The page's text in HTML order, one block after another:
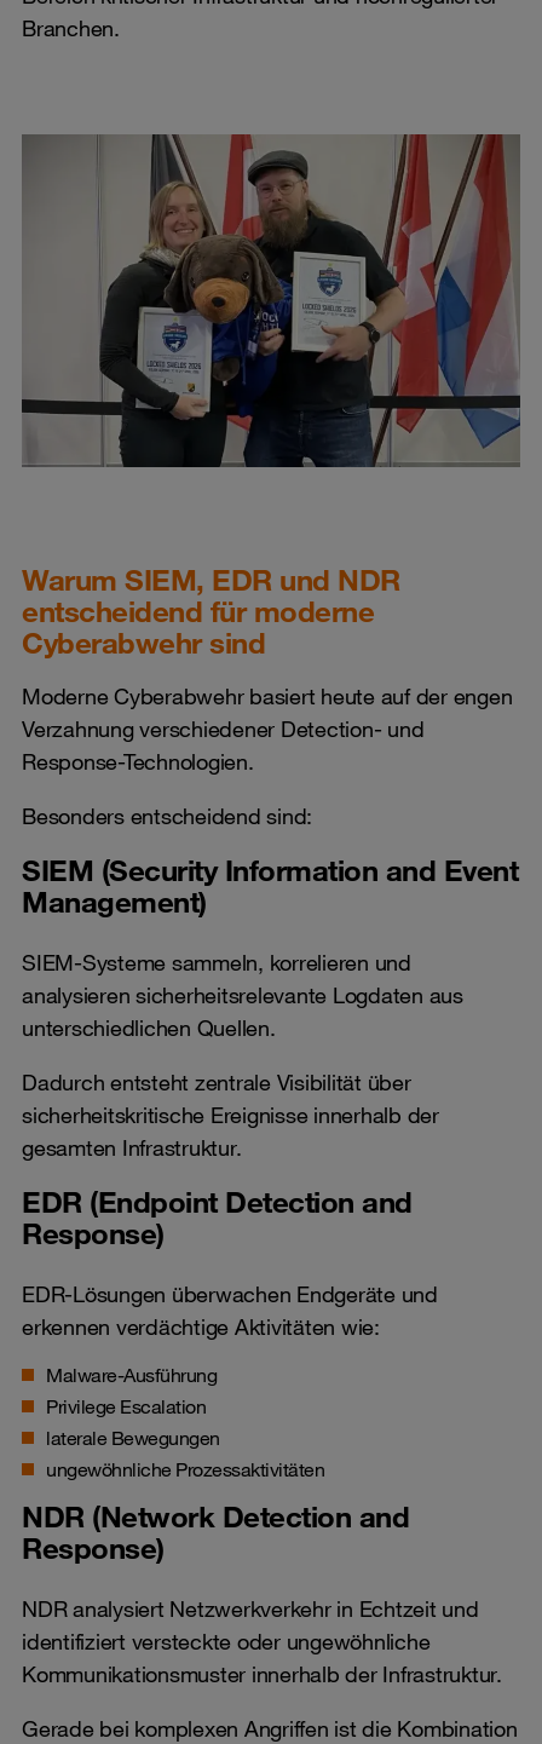
Branchen.
Warum SIEM, EDR und NDR
entscheidend für moderne
Cyberabwehr sind
Moderne Cyberabwehr basiert heute auf der engen
Verzahnung verschiedener Detection- und
Response-Technologien.
Besonders entscheidend sind:
SIEM (Security Information and Event
Management)
SIEM-Systeme sammeln, korrelieren und
analysieren sicherheitsrelevante Logdaten aus
unterschiedlichen Quellen.
Dadurch entsteht zentrale Visibilität über
sicherheitskritische Ereignisse innerhalb der
gesamten Infrastruktur.
EDR (Endpoint Detection and
Response)
EDR-Lösungen überwachen Endgeräte und
erkennen verdächtige Aktivitäten wie:
Malware-Ausführung
Privilege Escalation
laterale Bewegungen
ungewöhnliche Prozessaktivitäten
NDR (Network Detection and
Response)
NDR analysiert Netzwerkverkehr in Echtzeit und
identifiziert versteckte oder ungewöhnliche
Kommunikationsmuster innerhalb der Infrastruktur.
Gerade bei komplexen Angriffen ist die Kombination